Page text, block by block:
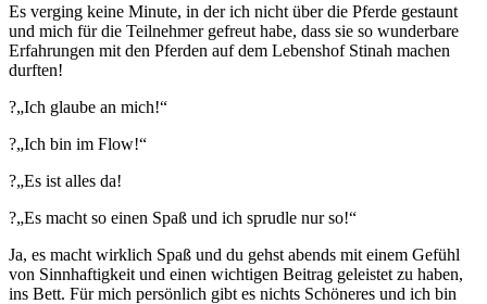
Es verging keine Minute, in der ich nicht über die Pferde gestaunt
und mich für die Teilnehmer gefreut habe, dass sie so wunderbare
Erfahrungen mit den Pferden auf dem Lebenshof Stinah machen
durften!
?„Ich glaube an mich!“
?„Ich bin im Flow!“
?„Es ist alles da!
?„Es macht so einen Spaß und ich sprudle nur so!“
Ja, es macht wirklich Spaß und du gehst abends mit einem Gefühl
von Sinnhaftigkeit und einen wichtigen Beitrag geleistet zu haben,
ins Bett. Für mich persönlich gibt es nichts Schöneres und ich bin